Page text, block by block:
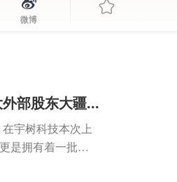
微博
部股东大疆...
宇树科技本次上
是拥有着一批阵